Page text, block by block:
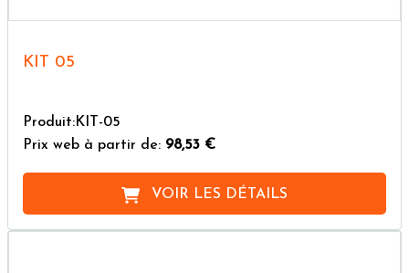
KIT 05
Produit:KIT-05
Prix web à partir de: 98,53 €
VOIR LES DÉTAILS